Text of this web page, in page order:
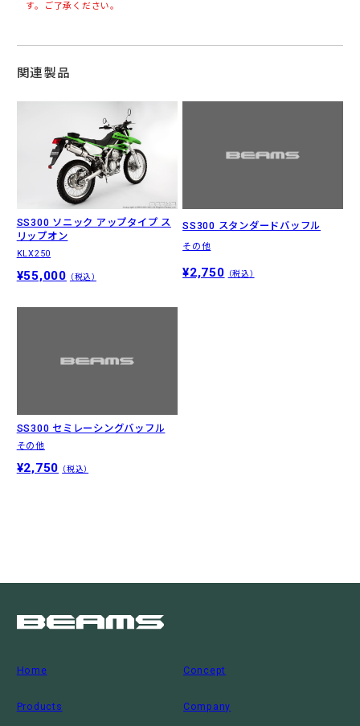
す。ご了承ください。
関連製品
SS300 ソニック アップタイプ ス
リップオン
KLX250
¥55,000 （税込）
SS300 スタンダードバッフル
その他
¥2,750 （税込）
SS300 セミレーシングバッフル
その他
¥2,750 （税込）
Home Concept
Products Company